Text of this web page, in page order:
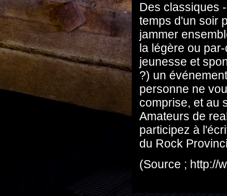
Des classiques
temps d'un soir
jammer
la légère ou
jeunesse et
?) un
personne ne
comprise, et au
Amateurs de
participez à
du Rock
(Source ; http://